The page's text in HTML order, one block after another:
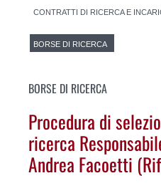
CONTRATTI DI RICERCA E
BORSE DI RICERCA
BORSE DI RICERCA
Procedura di
ricerca
Andrea Facoetti